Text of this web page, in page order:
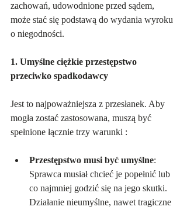
zachowań, udowodnione przed sądem,
może stać się podstawą do wydania wyroku
o niegodności.
1. Umyślne ciężkie przestępstwo
przeciwko spadkodawcy
Jest to najpoważniejsza z przesłanek. Aby
mogła zostać zastosowana, muszą być
spełnione łącznie trzy warunki :
Przestępstwo musi być umyślne:
Sprawca musiał chcieć je popełnić lub
co najmniej godzić się na jego skutki.
Działanie nieumyślne, nawet tragiczne